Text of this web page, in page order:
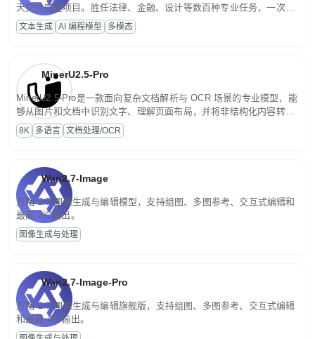
天交付完整项目。胜任法律、金融、设计等数百种专业任务，一次对
话端到端交付生产级成果。原生视觉理解贯穿规划、执行与验证全流
程，支持超长文档与长视频的深度语义解析。长程任务中自主规划与
文本生成 AI 编程模型 多模态
MinerU2.5-Pro
MinerU2.5-Pro是一款面向复杂文档解析与 OCR 场景的专业模型，能
够从图片和文档中识别文字、理解页面布局，并将非结构化内容转换
为便于存储、检索和二次处理的结构化结果。
8K 多语言 文档处理/OCR
Wan2.7-Image
万相 2.7 图像生成与编辑模型，支持组图、多图参考、交互式编辑和
最高 2K 输出。
图像生成与处理
Wan2.7-Image-Pro
万相 2.7 图像生成与编辑旗舰版，支持组图、多图参考、交互式编辑
和最高 4K 输出。